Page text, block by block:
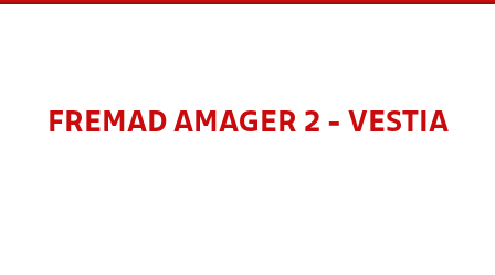
FREMAD AMAGER 2 - VESTIA